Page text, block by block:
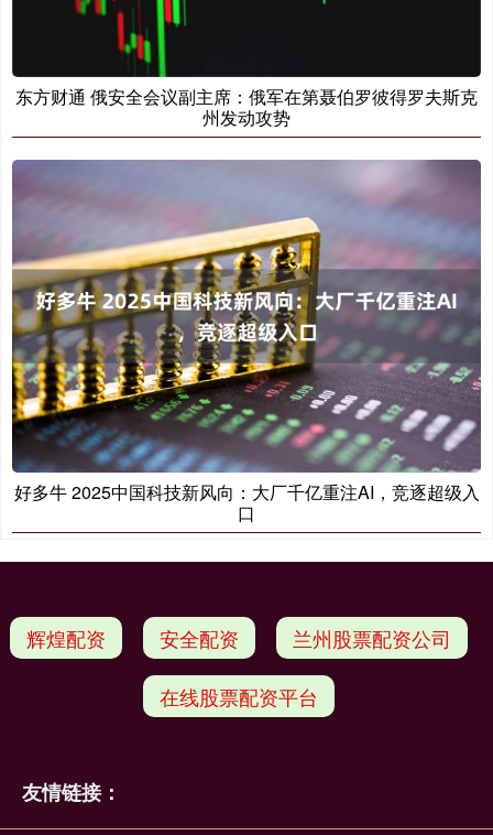
东方财通 俄安全会议副主席：俄军在第聂伯罗彼得罗夫斯克
州发动攻势
好多牛 2025中国科技新风向：大厂千亿重注AI，竞逐超级入
口
辉煌配资 安全配资 兰州股票配资公司
在线股票配资平台
友情链接：